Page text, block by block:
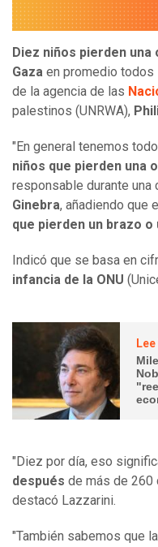
Diez niños pierden una
Gaza en promedio
de la agencia de las
palestinos (UNRWA),
"En general tenemos
niños que pierden una
responsable durante una
Ginebra, añadiendo que
que pierden un brazo o
Indicó que se basa en
infancia de la ONU
"Diez por día, eso
después de más de 260
destacó Lazzarini.
"También sabemos que